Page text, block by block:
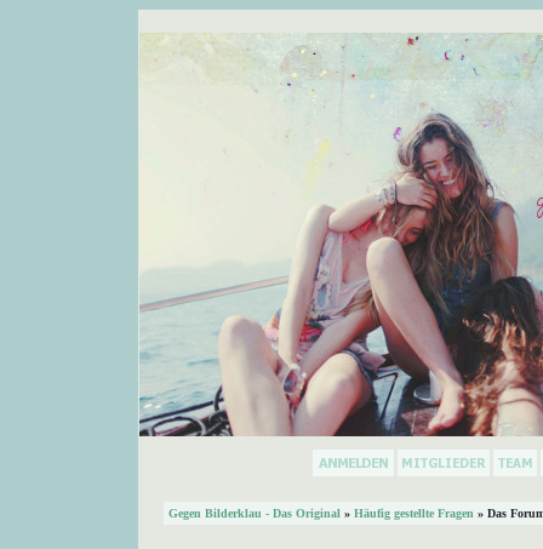
Gegen Bilderklau - Das Original » Häufig gestellte Fragen » Das